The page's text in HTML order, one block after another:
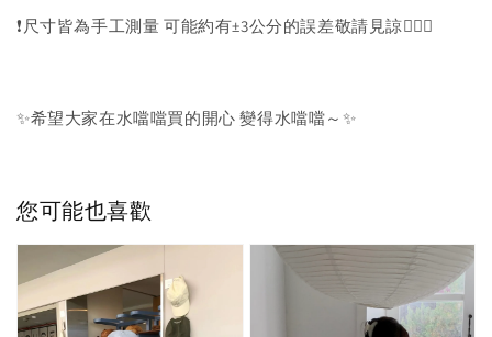
❗️尺寸皆為手工測量 可能約有±3公分的誤差敬請見諒🙇🏻‍♀️
✨希望大家在水噹噹買的開心 變得水噹噹～✨
您可能也喜歡